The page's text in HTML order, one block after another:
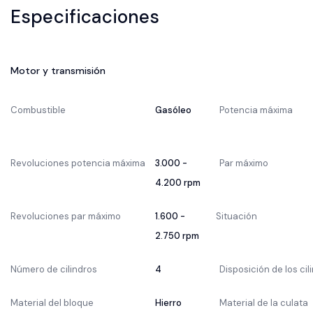
Especificaciones
Motor y transmisión
Combustible Gasóleo Potencia máxima
Revoluciones potencia máxima
3.000 -
4.200 rpm
Par máximo
Revoluciones par máximo
1.600 -
2.750 rpm
Situación
Número de cilindros 4 Disposición de los
Material del bloque Hierro Material de la culata